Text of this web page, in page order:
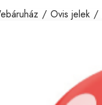
Ovis jelek